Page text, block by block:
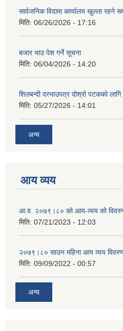
सार्वजनिक विदामा कार्यालय खुल्ला रहने
मिति: 06/26/2026 - 17:16
बजार भाउ पेश गर्ने सूचना
मिति: 06/04/2026 - 14:20
शिलबन्दी दरभाउपत्र दोश्रो पटकको
मिति: 05/27/2026 - 14:01
अन्य
आय व्यय
आ.व. २०७९।८० को आय-व्यय को
मिति: 07/21/2023 - 12:03
२०७९।८० साउन महिना आय व्यय
मिति: 09/09/2022 - 00:57
अन्य